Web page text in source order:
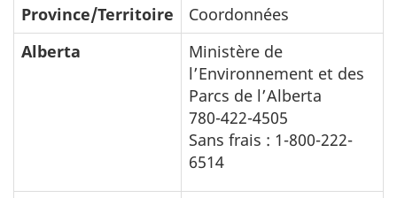
Province/Territoire
Coordonnées
Alberta
Ministère de
l’Environnement et des
Parcs de l’Alberta
780-422-4505
Sans frais : 1-800-222-
6514